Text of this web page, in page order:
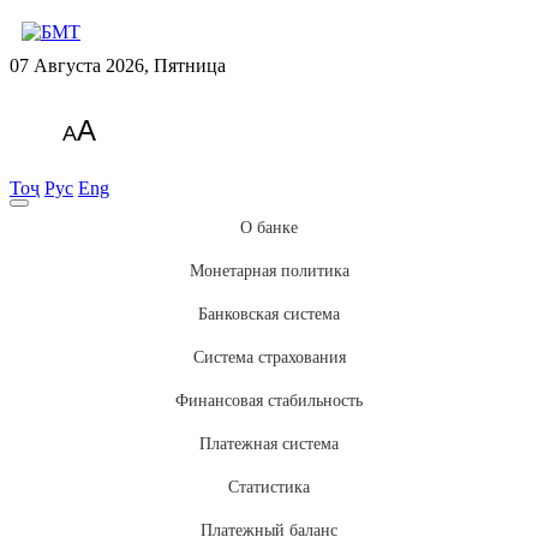
07 Августа 2026, Пятница
AA
Тоҷ Рус Eng
О банке
Монетарная политика
Банковская система
Система страхования
Финансовая стабильность
Платежная система
Статистика
Платежный баланс